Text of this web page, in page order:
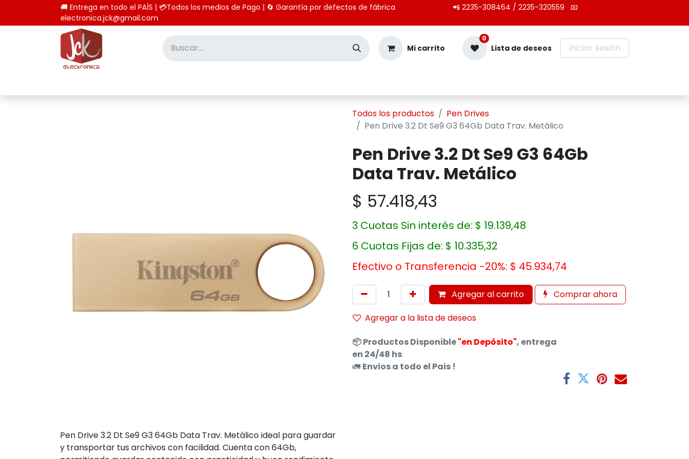
🚚 Entrega en todo el PAÍS | 💳Todos los medios de Pago | 🔄 Garantía por defectos de fábrica 📲 2235-308464 / 2235-320559 📧
electronica.jck@gmail.com
Mi carrito
0
Lista de deseos Iniciar sesión
Todos los productos
Pen Drives
Pen Drive 3.2 Dt Se9 G3 64Gb Data Trav. Metálico
Pen Drive 3.2 Dt Se9 G3 64Gb
Data Trav. Metálico
$ 57.418,43
3 Cuotas Sin interés de: $ 19.139,48
6 Cuotas Fijas de: $ 10.335,32
Efectivo o Transferencia -20%: $ 45.934,74
Agregar al carrito
Comprar ahora
Agregar a la lista de deseos
📦ProductosDisponible"en Depósito", entrega
en 24/48 hs
🚛 Envios a todo el Pais !
Pen Drive 3.2 Dt Se9 G3 64Gb Data Trav. Metálico ideal para guardar
y transportar tus archivos con facilidad. Cuenta con 64Gb,